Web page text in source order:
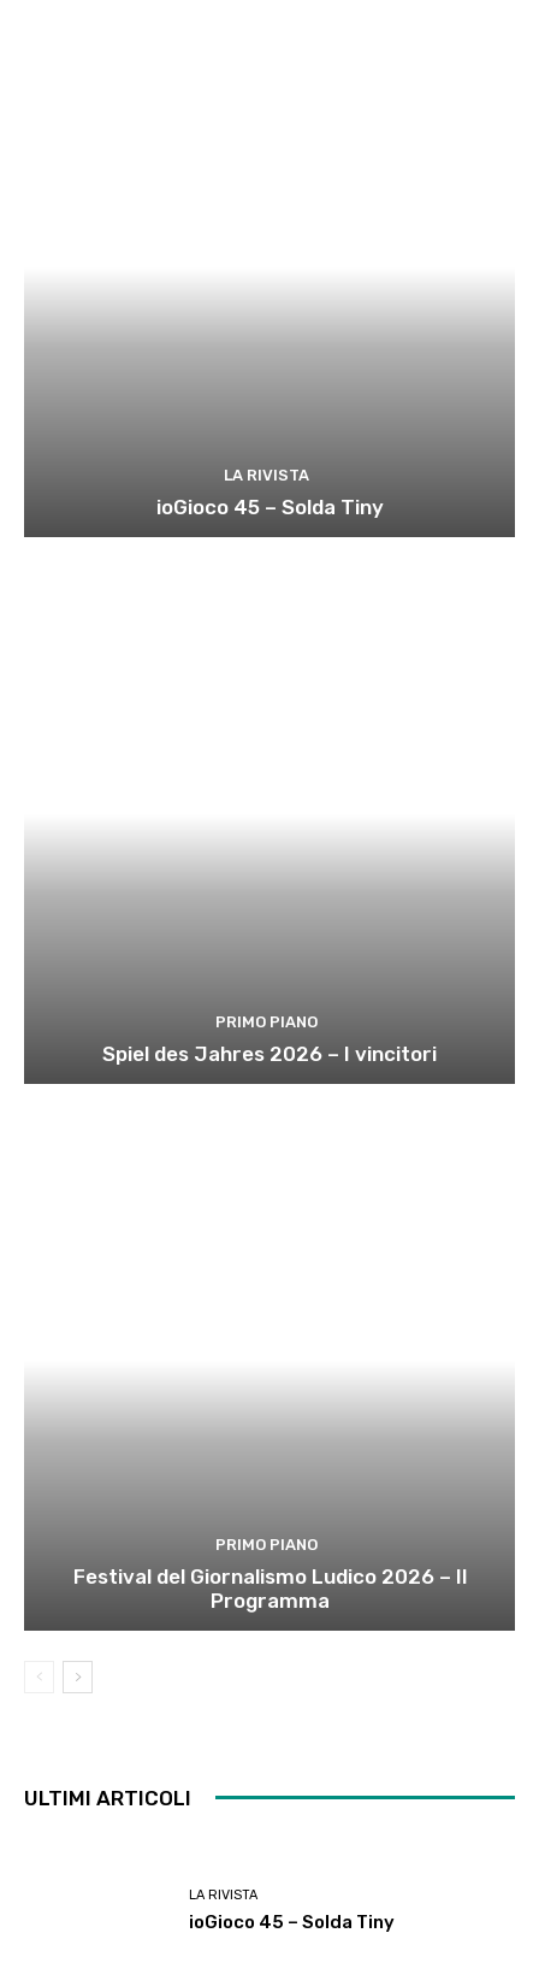
LA RIVISTA
ioGioco 45 – Solda Tiny
PRIMO PIANO
Spiel des Jahres 2026 – I vincitori
PRIMO PIANO
Festival del Giornalismo Ludico 2026 – Il
Programma
ULTIMI ARTICOLI
LA RIVISTA
ioGioco 45 – Solda Tiny